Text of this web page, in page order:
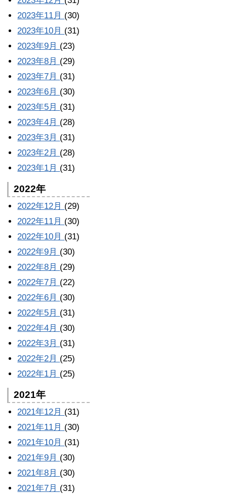
2023年11月 (30)
2023年10月 (31)
2023年9月 (23)
2023年8月 (29)
2023年7月 (31)
2023年6月 (30)
2023年5月 (31)
2023年4月 (28)
2023年3月 (31)
2023年2月 (28)
2023年1月 (31)
2022年
2022年12月 (29)
2022年11月 (30)
2022年10月 (31)
2022年9月 (30)
2022年8月 (29)
2022年7月 (22)
2022年6月 (30)
2022年5月 (31)
2022年4月 (30)
2022年3月 (31)
2022年2月 (25)
2022年1月 (25)
2021年
2021年12月 (31)
2021年11月 (30)
2021年10月 (31)
2021年9月 (30)
2021年8月 (30)
2021年7月 (31)